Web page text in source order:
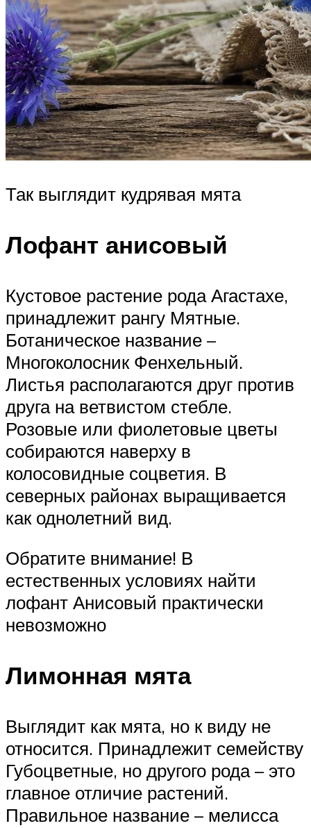
Так выглядит кудрявая мята
Лофант анисовый
Кустовое растение рода Агастахе,
принадлежит рангу Мятные.
Ботаническое название –
Многоколосник Фенхельный.
Листья располагаются друг против
друга на ветвистом стебле.
Розовые или фиолетовые цветы
собираются наверху в
колосовидные соцветия. В
северных районах выращивается
как однолетний вид.
Обратите внимание! В
естественных условиях найти
лофант Анисовый практически
невозможно
Лимонная мята
Выглядит как мята, но к виду не
относится. Принадлежит семейству
Губоцветные, но другого рода – это
главное отличие растений.
Правильное название – мелисса